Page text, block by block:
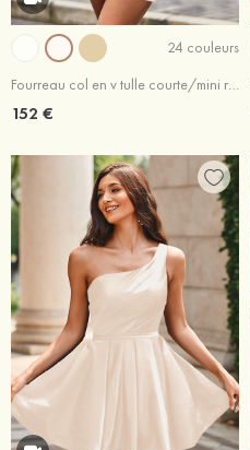
24 couleurs
Fourreau col en v tulle courte/mini robe de fête de la rentrée
152 €